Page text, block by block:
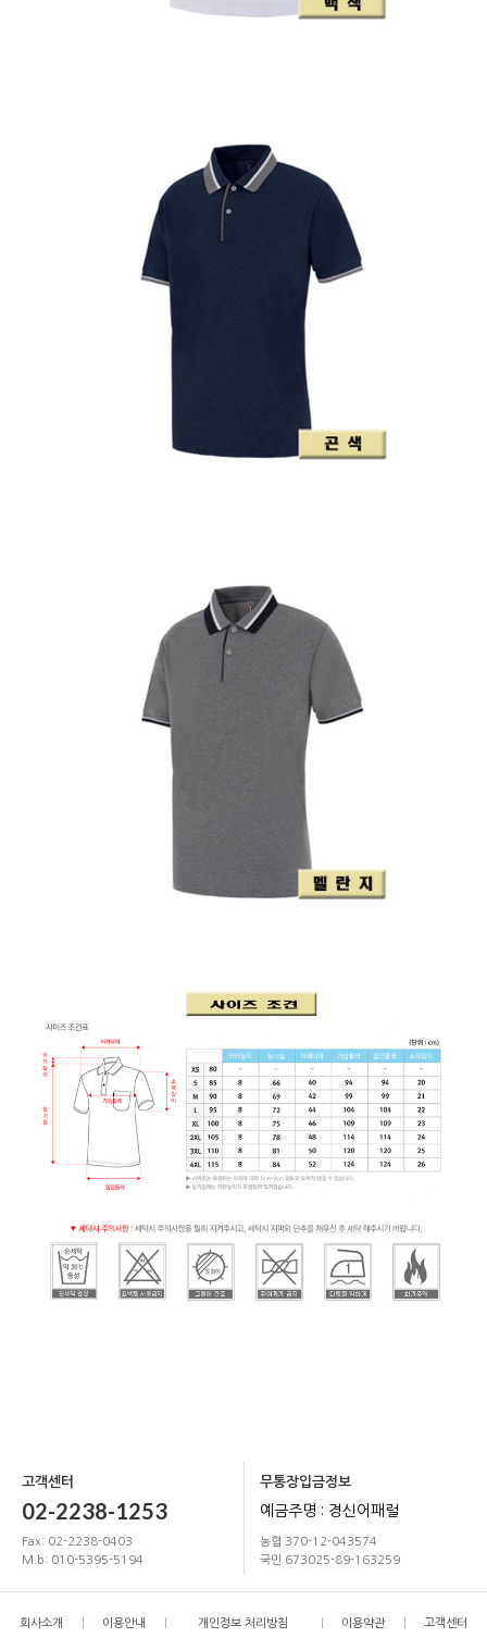
고객센터
02-2238-1253
Fax: 02-2238-0403
M.b: 010-5395-5194
무통장입금정보
예금주명 : 경신어패럴
농협 370-12-043574
국민 673025-89-163259
회사소개 이용안내 개인정보 처리방침 이용약관 고객센터